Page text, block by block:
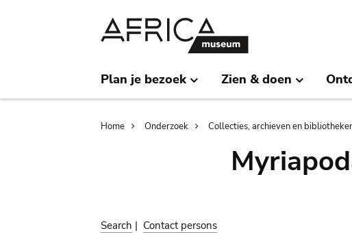
Plan je bezoek Zien & doen
Breadcrumb
Home Onderzoek Collecties, archieven en
Search | Contact persons